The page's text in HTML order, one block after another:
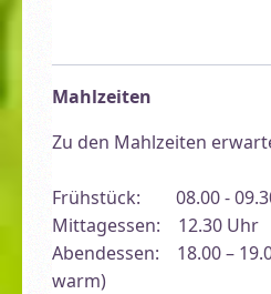
Mahlzeiten
Zu den Mahlzeiten
Frühstück: 08.00 -
Mittagessen: 12.30 Uhr
Abendessen: 18.00 –
warm)